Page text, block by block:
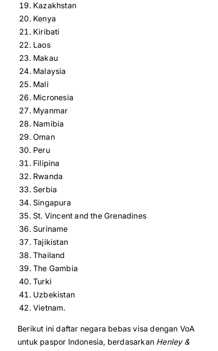
Kazakhstan
Kenya
Kiribati
Laos
Makau
Malaysia
Mali
Micronesia
Myanmar
Namibia
Oman
Peru
Filipina
Rwanda
Serbia
Singapura
St. Vincent and the Grenadines
Suriname
Tajikistan
Thailand
The Gambia
Turki
Uzbekistan
Vietnam.
Berikut ini daftar negara bebas visa dengan VoA
untuk paspor Indonesia, berdasarkan Henley &